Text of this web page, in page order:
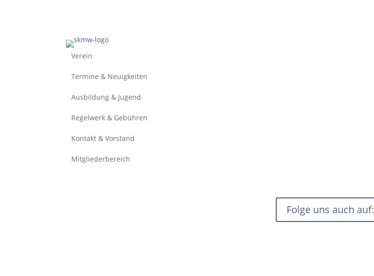
Verein
Termine & Neuigkeiten
Ausbildung & Jugend
Regelwerk & Gebühren
Kontakt & Vorstand
Mitgliederbereich
Folge uns auch auf: